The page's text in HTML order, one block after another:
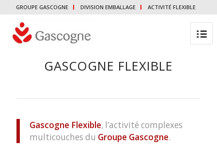
GROUPE GASCOGNE DIVISION EMBALLAGE ACTIVITÉ FLEXIBLE
GASCOGNE FLEXIBLE
Gascogne Flexible, l’activité complexes
multicouches du Groupe Gascogne.